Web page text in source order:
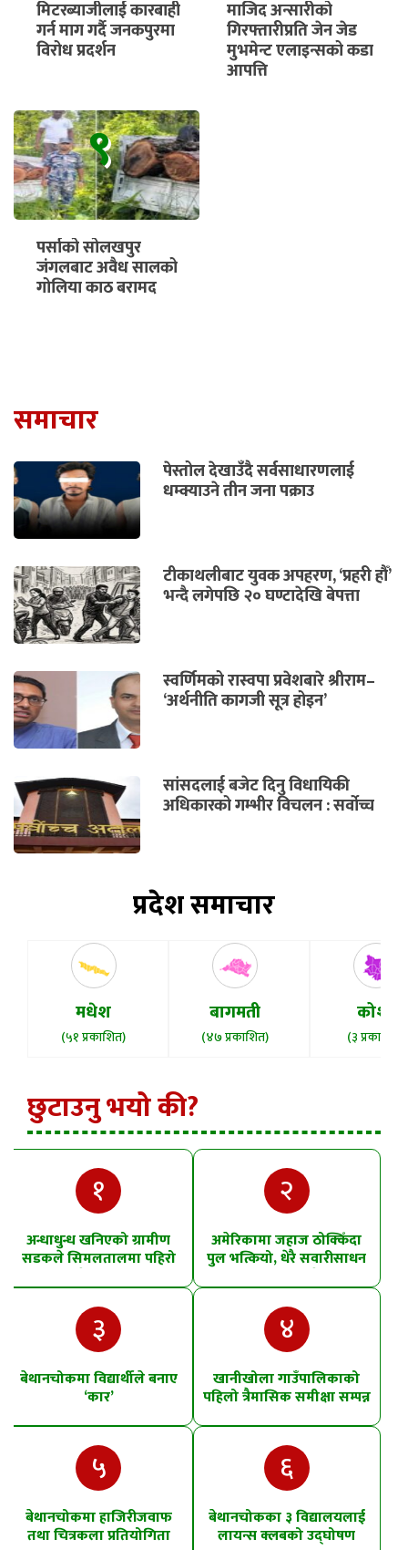
मिटरब्याजीलाई कारबाही
गर्न माग गर्दै जनकपुरमा
विरोध प्रदर्शन
माजिद अन्सारीको
गिरफ्तारीप्रति जेन जेड
मुभमेन्ट एलाइन्सको कडा
आपत्ति
९
पर्साको सोलखपुर
जंगलबाट अवैध सालको
गोलिया काठ बरामद
समाचार
पेस्तोल देखाउँदै सर्वसाधारणलाई
धम्क्याउने तीन जना पक्राउ
टीकाथलीबाट युवक अपहरण, ‘प्रहरी हौँ’
भन्दै लगेपछि २० घण्टादेखि बेपत्ता
स्वर्णिमको रास्वपा प्रवेशबारे श्रीराम–
‘अर्थनीति कागजी सूत्र होइन’
सांसदलाई बजेट दिनु विधायिकी
अधिकारको गम्भीर विचलन : सर्वोच्च
प्रदेश समाचार
मधेश
(५१ प्रकाशित)
बागमती
(४७ प्रकाशित)
कोशी
(३ प्रकाशित)
छुटाउनु भयो की?
१
अन्धाधुन्ध खनिएको ग्रामीण
सडकले सिमलतालमा पहिरो
२
अमेरिकामा जहाज ठोक्किँदा
पुल भत्कियो, धेरै सवारीसाधन
३
बेथानचोकमा विद्यार्थीले बनाए
‘कार’
४
खानीखोला गाउँपालिकाको
पहिलो त्रैमासिक समीक्षा सम्पन्न
५
बेथानचोकमा हाजिरीजवाफ
तथा चित्रकला प्रतियोगिता
६
बेथानचोकका ३ विद्यालयलाई
लायन्स क्लबको उद्घोषण